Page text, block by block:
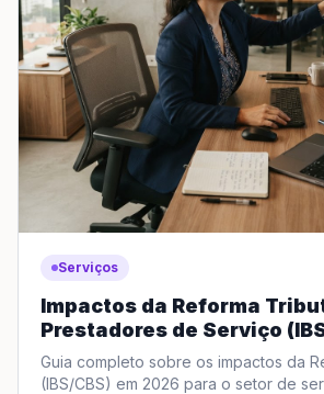
Serviços
Impactos da Reforma
Prestadores de Serviço
Guia completo sobre os impactos da
(IBS/CBS) em 2026 para o setor de